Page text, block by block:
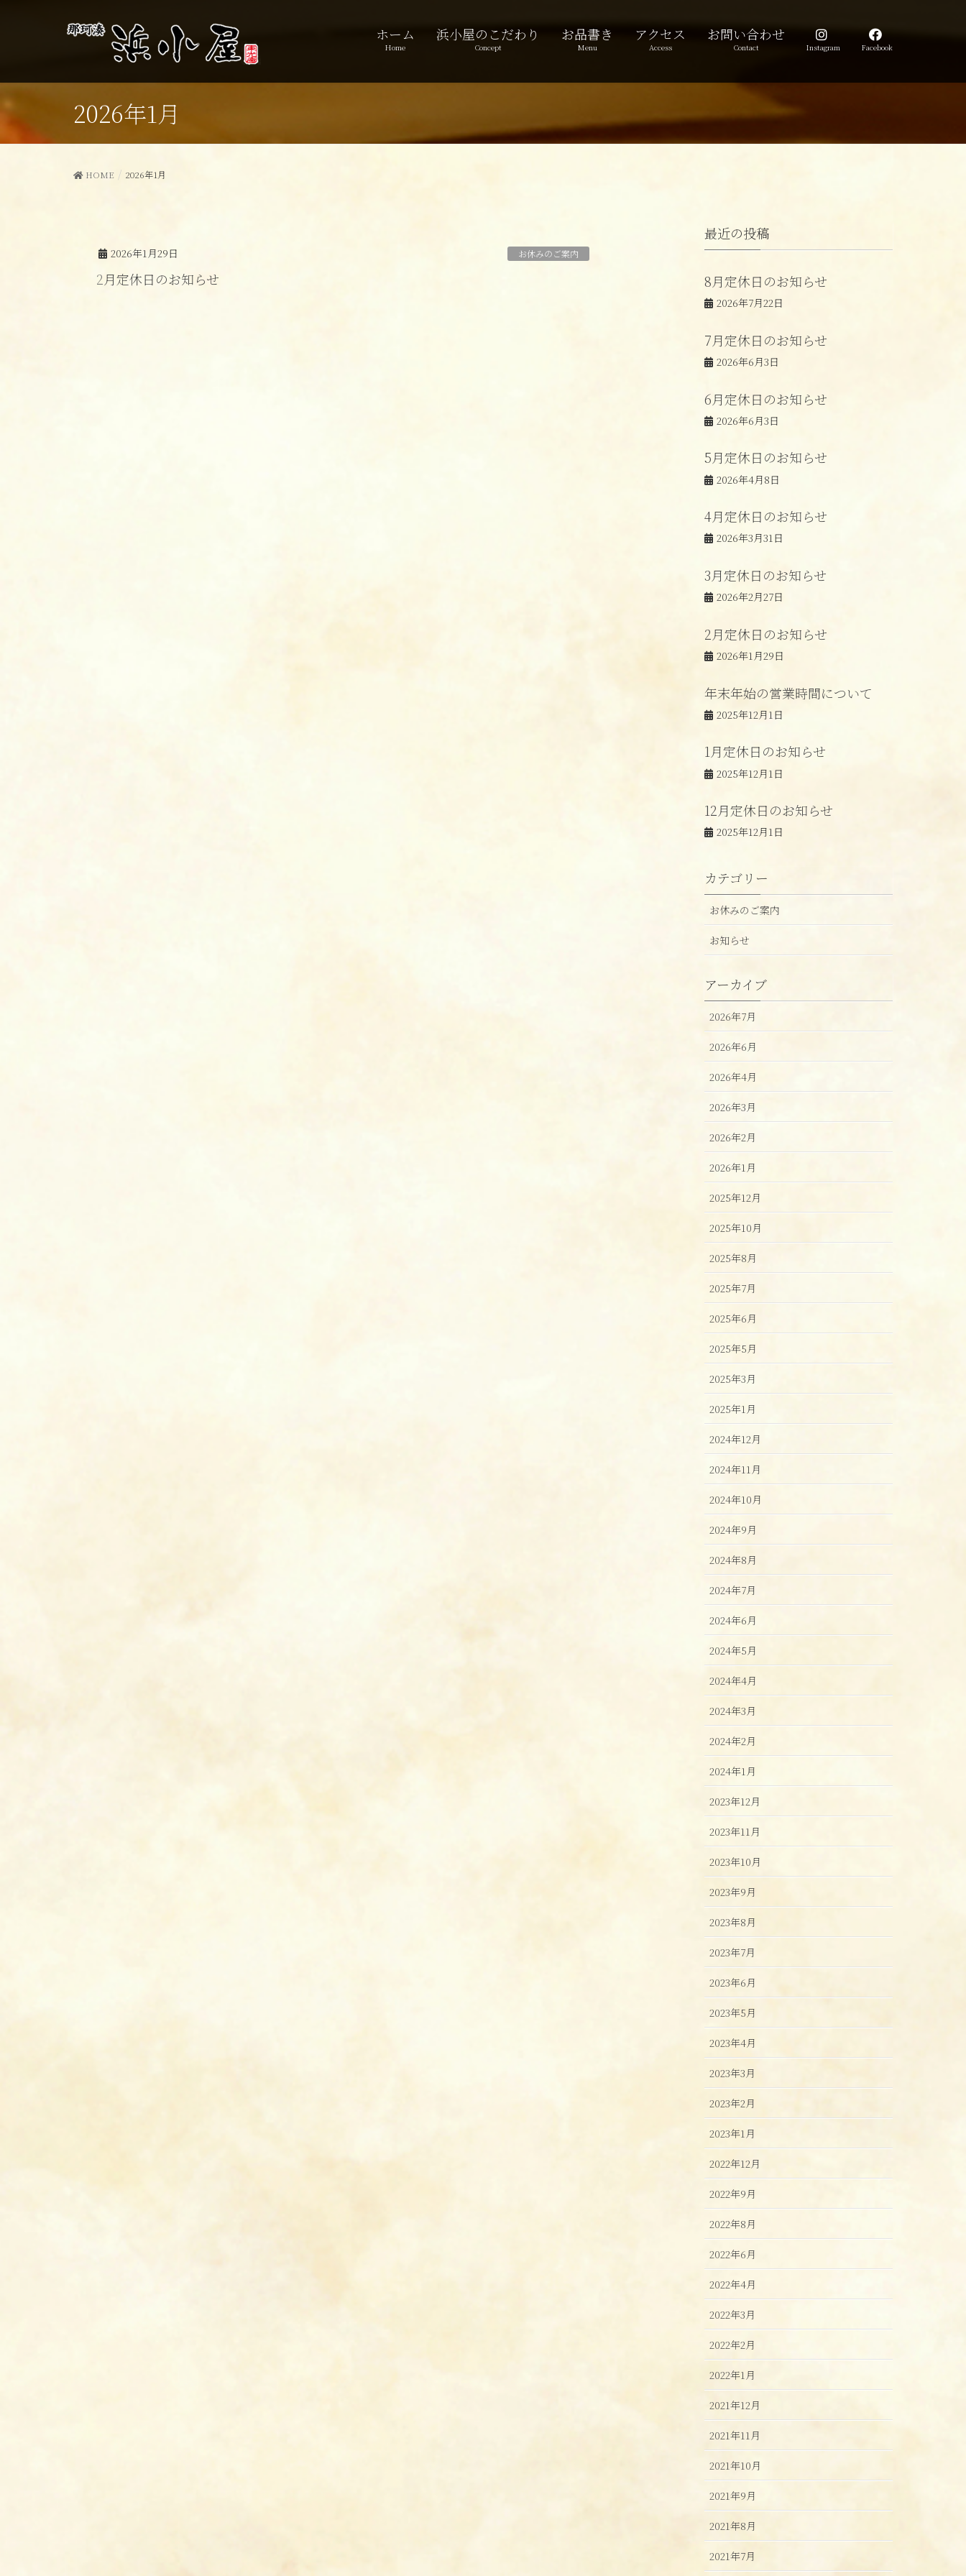
ホーム
Home
浜小屋のこだわり
Concept
お品書き
Menu
アクセス
Access
お問い合わせ
Contact Instagram Facebook
2026年1月
HOME 2026年1月
2026年1月29日 お休みのご案内
2月定休日のお知らせ
最近の投稿
8月定休日のお知らせ
2026年7月22日
7月定休日のお知らせ
2026年6月3日
6月定休日のお知らせ
2026年6月3日
5月定休日のお知らせ
2026年4月8日
4月定休日のお知らせ
2026年3月31日
3月定休日のお知らせ
2026年2月27日
2月定休日のお知らせ
2026年1月29日
年末年始の営業時間について
2025年12月1日
1月定休日のお知らせ
2025年12月1日
12月定休日のお知らせ
2025年12月1日
カテゴリー
お休みのご案内
お知らせ
アーカイブ
2026年7月
2026年6月
2026年4月
2026年3月
2026年2月
2026年1月
2025年12月
2025年10月
2025年8月
2025年7月
2025年6月
2025年5月
2025年3月
2025年1月
2024年12月
2024年11月
2024年10月
2024年9月
2024年8月
2024年7月
2024年6月
2024年5月
2024年4月
2024年3月
2024年2月
2024年1月
2023年12月
2023年11月
2023年10月
2023年9月
2023年8月
2023年7月
2023年6月
2023年5月
2023年4月
2023年3月
2023年2月
2023年1月
2022年12月
2022年9月
2022年8月
2022年6月
2022年4月
2022年3月
2022年2月
2022年1月
2021年12月
2021年11月
2021年10月
2021年9月
2021年8月
2021年7月